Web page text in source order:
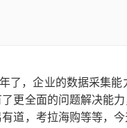
了，企业的数据采集
更全面的问题解决能
道，考拉海购等等，